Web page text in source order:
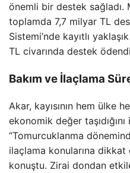
önemli bir destek sağladı.
toplamda 7,7 milyar TL
Sistemi’nde kayıtlı
TL civarında destek
Bakım ve İlaçlama
Akar, kayısının hem ülke
ekonomik değer
“Tomurcuklanma
ilaçlama konularına
konuştu. Zirai dondan